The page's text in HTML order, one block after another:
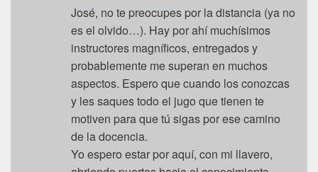
José, no te preocupes por la distancia (ya no
es el olvido…). Hay por ahí muchísimos
instructores magníficos, entregados y
probablemente me superan en muchos
aspectos. Espero que cuando los conozcas
y les saques todo el jugo que tienen te
motiven para que tú sigas por ese camino
de la docencia.
Yo espero estar por aquí, con mi llavero,